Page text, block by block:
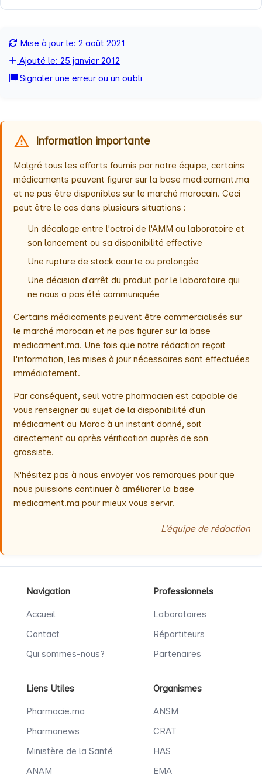
Mise à jour le: 2 août 2021
Ajouté le: 25 janvier 2012
Signaler une erreur ou un oubli
Information importante
Malgré tous les efforts fournis par notre équipe, certains
médicaments peuvent figurer sur la base medicament.ma
et ne pas être disponibles sur le marché marocain. Ceci
peut être le cas dans plusieurs situations :
Un décalage entre l'octroi de l'AMM au laboratoire et
son lancement ou sa disponibilité effective
Une rupture de stock courte ou prolongée
Une décision d'arrêt du produit par le laboratoire qui
ne nous a pas été communiquée
Certains médicaments peuvent être commercialisés sur
le marché marocain et ne pas figurer sur la base
medicament.ma. Une fois que notre rédaction reçoit
l'information, les mises à jour nécessaires sont effectuées
immédiatement.
Par conséquent, seul votre pharmacien est capable de
vous renseigner au sujet de la disponibilité d'un
médicament au Maroc à un instant donné, soit
directement ou après vérification auprès de son
grossiste.
N'hésitez pas à nous envoyer vos remarques pour que
nous puissions continuer à améliorer la base
medicament.ma pour mieux vous servir.
L'équipe de rédaction
Navigation
Accueil
Contact
Qui sommes-nous?
Professionnels
Laboratoires
Répartiteurs
Partenaires
Liens Utiles
Pharmacie.ma
Pharmanews
Ministère de la Santé
ANAM
Organismes
ANSM
CRAT
HAS
EMA